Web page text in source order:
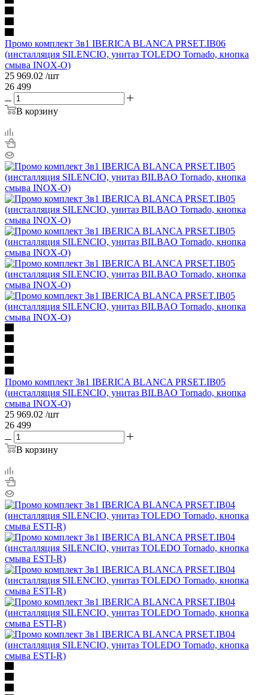
Промо комплект 3в1 IBERICA BLANCA PRSET.IB06
(инсталляция SILENCIO, унитаз TOLEDO Tornado, кнопка
смыва INOX-O)
25 969.02 /шт
26 499
В корзину
Промо комплект 3в1 IBERICA BLANCA PRSET.IB05
(инсталляция SILENCIO, унитаз BILBAO Tornado, кнопка
смыва INOX-O)
25 969.02 /шт
26 499
В корзину